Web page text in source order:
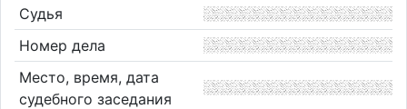
Судья
Номер дела
Место, время, дата
судебного заседания